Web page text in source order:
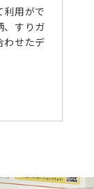
利用がで
、すりガ
わせたデ